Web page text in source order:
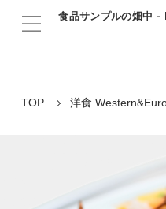
食品サンプルの畑中
TOP 洋食